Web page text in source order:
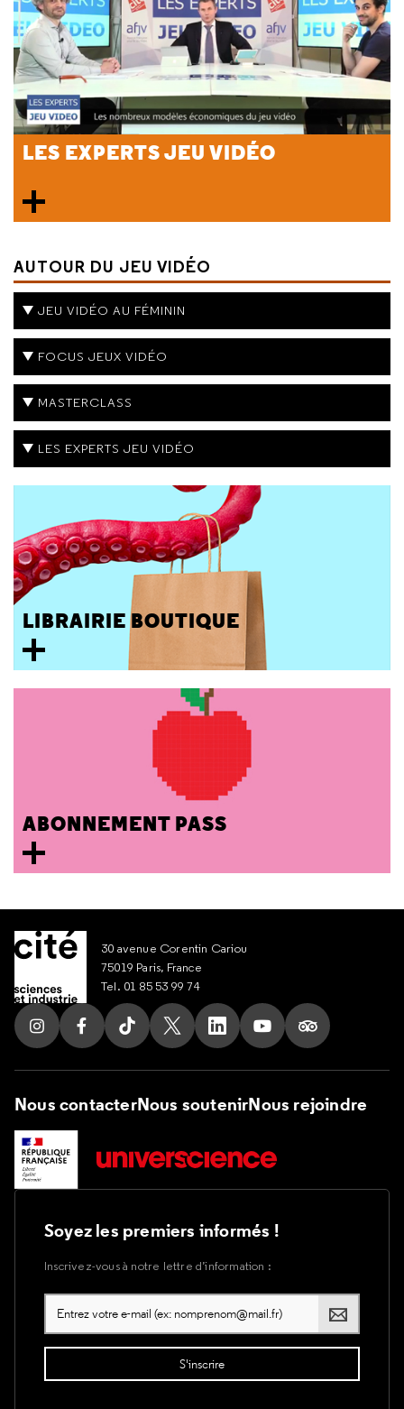
LES EXPERTS JEU VIDÉO
AUTOUR DU JEU VIDÉO
JEU VIDÉO AU FÉMININ
FOCUS JEUX VIDÉO
MASTERCLASS
LES EXPERTS JEU VIDÉO
LIBRAIRIE BOUTIQUE
ABONNEMENT PASS
30 avenue Corentin Cariou
75019 Paris, France
Tel. 01 85 53 99 74
Suivez nous sur Instagram
Suivez nous sur Facebook
Suivez nous sur Tik Tok
Suivez nous sur X
Suivez nous sur LinkedIn
Suivez nous sur
Suivez nous
Nous contacterNous soutenirNous rejoindre
Soyez les premiers informés !
Inscrivez-vous à notre lettre d’information :